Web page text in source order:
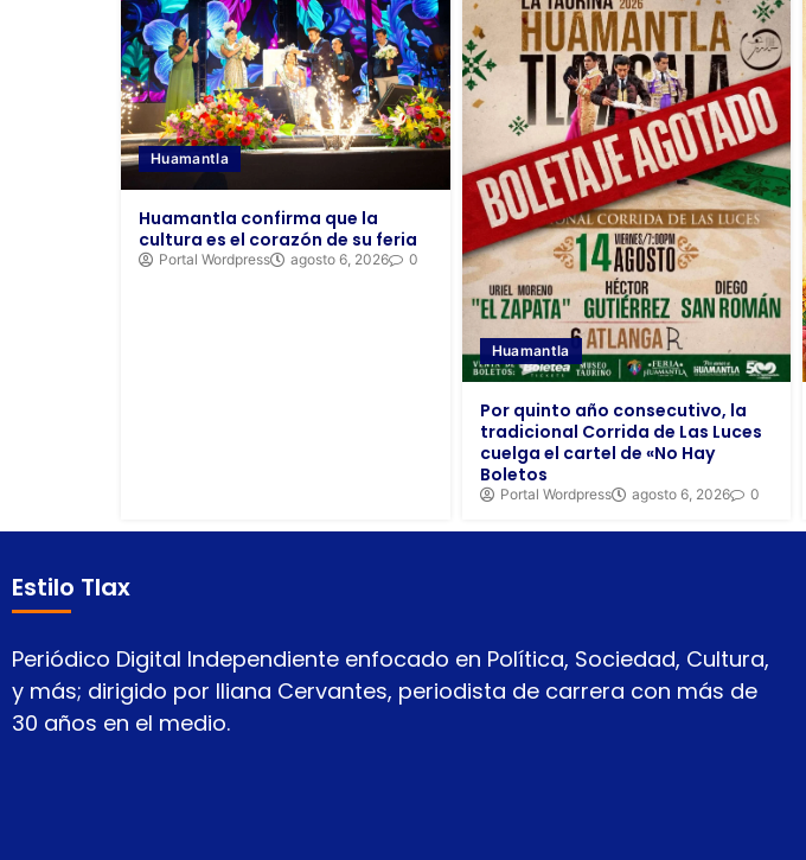
Huamantla
Huamantla confirma que la
cultura es el corazón de su feria
Portal Wordpress agosto 6, 2026 0
Huamantla
Por quinto año consecutivo, la
tradicional Corrida de Las Luces
cuelga el cartel de «No Hay
Boletos
Portal Wordpress agosto 6, 2026 0
Estilo Tlax
Periódico Digital Independiente enfocado en Política, Sociedad, Cultura,
y más; dirigido por Iliana Cervantes, periodista de carrera con más de
30 años en el medio.